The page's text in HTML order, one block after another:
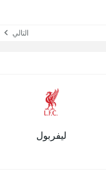
التالي
ليفربول